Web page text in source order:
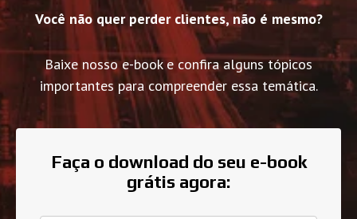
Você não quer perder clientes, não é mesmo?
Baixe nosso e-book e confira alguns tópicos
importantes para compreender essa temática.
Faça o download do seu e-book
grátis agora: